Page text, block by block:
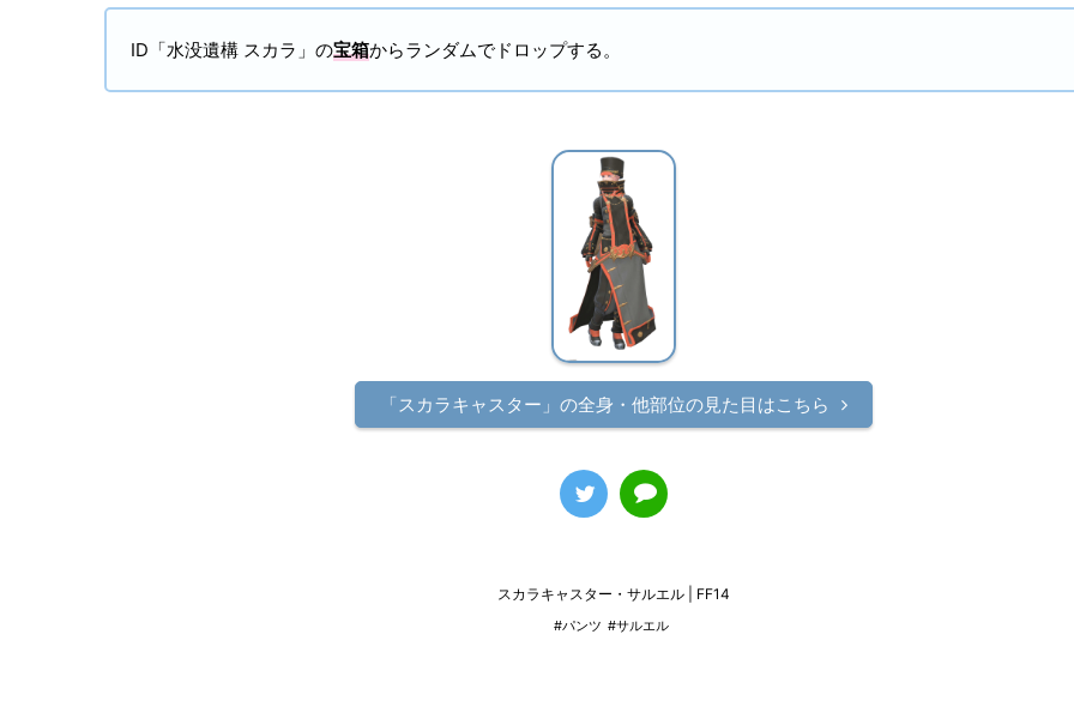
ID「水没遺構 スカラ」の宝箱からランダムでドロップする。
「スカラキャスター」の全身・他部位の見た目はこちら
スカラキャスター・サルエル | FF14
#パンツ #サルエル